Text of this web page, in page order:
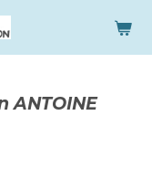
ANTOINE